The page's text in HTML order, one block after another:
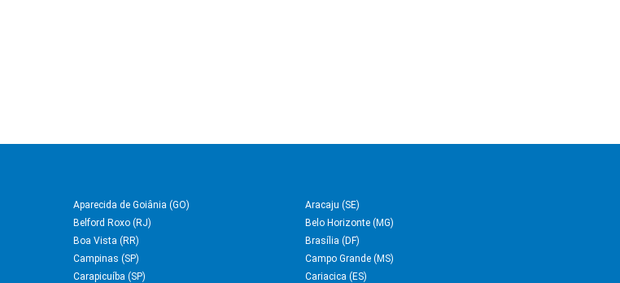
Aparecida de Goiânia (GO)
Aracaju (SE)
Belford Roxo (RJ)
Belo Horizonte (MG)
Boa Vista (RR)
Brasília (DF)
Campinas (SP)
Campo Grande (MS)
Carapicuíba (SP)
Cariacica (ES)